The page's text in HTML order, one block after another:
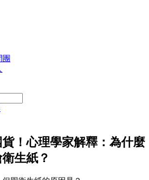
團
！心理學家解釋：為什麼
生紙？